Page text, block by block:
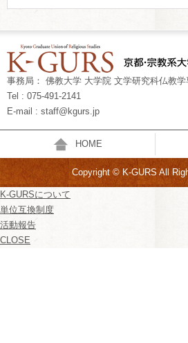
事務局： 佛教大学 大学院 文学研究科仏教
Tel : 075-491-2141
E-mail : staff@kgurs.jp
HOME
Copyright © K-GURS All
K-GURSについて
単位互換制度
活動報告
CLOSE